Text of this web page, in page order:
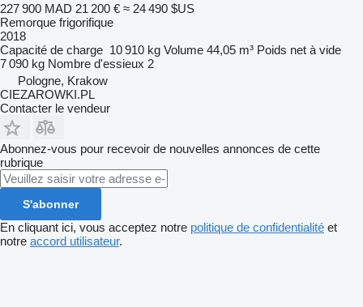
227 900 MAD 21 200 € ≈ 24 490 $US
Remorque frigorifique
2018
Capacité de charge 10 910 kg Volume 44,05 m³ Poids net à vide
7 090 kg Nombre d'essieux 2
Pologne, Krakow
CIEZAROWKI.PL
Contacter le vendeur
Abonnez-vous pour recevoir de nouvelles annonces de cette
rubrique
S'abonner
En cliquant ici, vous acceptez notre politique de confidentialité et
notre accord utilisateur.